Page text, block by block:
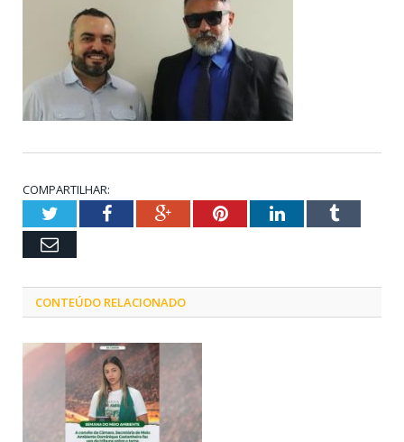
COMPARTILHAR:
TwitterFacebookGoogle+PinterestLinkedInTumblr
Email
CONTEÚDO RELACIONADO